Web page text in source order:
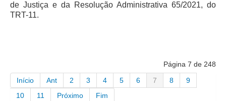
de Justiça e da Resolução Administrativa 65/2021, do
TRT-11.
Página 7 de 248
Início
Ant 2 3 4 5 6 7 8
9
10
11 Próximo Fim